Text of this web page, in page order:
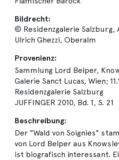
Bildrecht:
© Residenzgalerie Salzburg,
Ulrich Ghezzi, Oberalm
Provenienz:
Sammlung Lord Belper,
Galerie Sanct Lucas, Wien;
Residenzgalerie Salzburg
JUFFINGER 2010, Bd. 1, S. 21
Beschreibung:
Der "Wald von Soignies"
von Lord Belper aus
ist biografisch interessant.